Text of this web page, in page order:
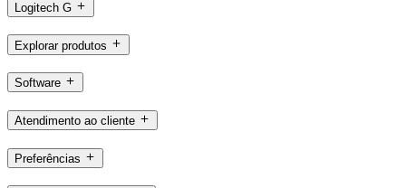
Logitech G
Explorar produtos
Software
Atendimento ao cliente
Preferências